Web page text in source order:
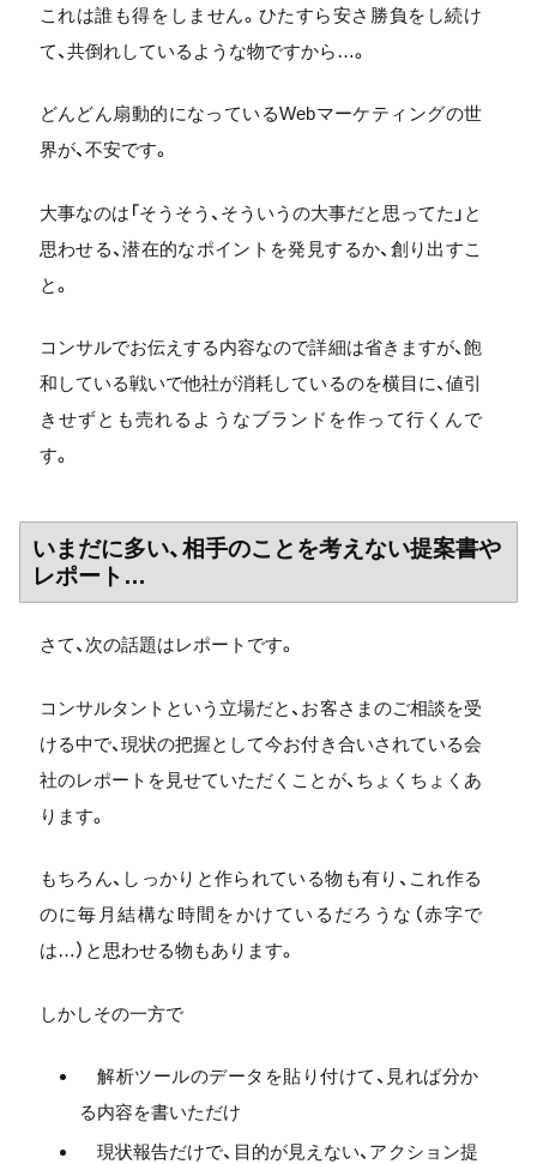
これは誰も得をしません。ひたすら安さ勝負をし続け
て、共倒れしているような物ですから…。
どんどん扇動的になっているWebマーケティングの世
界が、不安です。
大事なのは「そうそう、そういうの大事だと思ってた」と
思わせる、潜在的なポイントを発見するか、創り出すこ
と。
コンサルでお伝えする内容なので詳細は省きますが、飽
和している戦いで他社が消耗しているのを横目に、値引
きせずとも売れるようなブランドを作って行くんで
す。
いまだに多い、相手のことを考えない提案書や
レポート…
さて、次の話題はレポートです。
コンサルタントという立場だと、お客さまのご相談を受
ける中で、現状の把握として今お付き合いされている会
社のレポートを見せていただくことが、ちょくちょくあ
ります。
もちろん、しっかりと作られている物も有り、これ作る
のに毎月結構な時間をかけているだろうな（赤字で
は…）と思わせる物もあります。
しかしその一方で
解析ツールのデータを貼り付けて、見れば分か
る内容を書いただけ
現状報告だけで、目的が見えない、アクション提